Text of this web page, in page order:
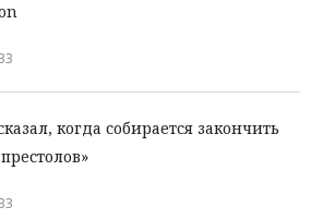
когда собирается закончить